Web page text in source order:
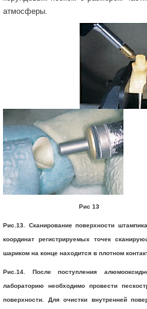
атмосферы.
Рис 13
Рис.13. Сканирование поверхности
координат регистрируемых точек
шариком на конце находится в плотном
Рис.14. После поступления
лабораторию необходимо провести
поверхности. Для очистки внутренней